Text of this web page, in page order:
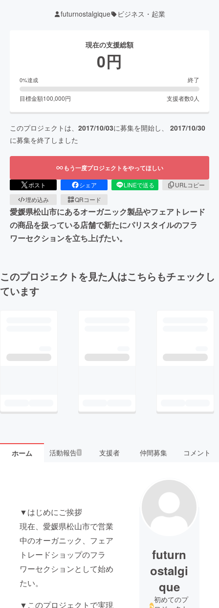
futurnostalgique ビジネス・起業
現在の支援総額
0円
0%達成 終了
目標金額100,000円 支援者数0 人
このプロジェクトは、 2017/10/03に募集を開始し、 2017/10/30
に募集を終了しました
もう一度プロジェクトをやってほしい
ポスト シェア LINEで送る
URLコピー
埋め込み
QRコード
愛媛県松山市にあるオーガニック製品やフェアトレード
の商品を扱っている店舗で新たにパリスタイルのフラ
ワーセクションを立ち上げたい。
このプロジェクトを見た人はこちらもチェックし
ています
ホーム 活動報告1 支援者 仲間募集 コメント
▼はじめにご挨拶
現在、愛媛県松山市で営業
中のオーガニック、フェア
トレードショップのフラ
ワーセクションとして始め
たい。
▼このプロジェクトで実現
futurn
ostalgi
que
初めてのプ